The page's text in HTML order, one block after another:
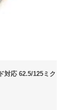
対応 62.5/125ミク